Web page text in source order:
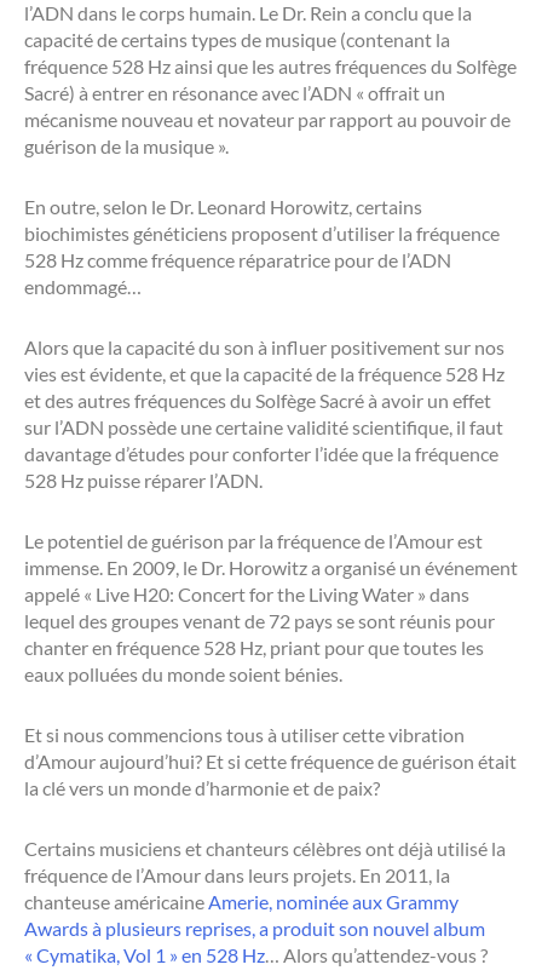
l’ADN dans le corps humain. Le Dr. Rein a conclu que la
capacité de certains types de musique (contenant la
fréquence 528 Hz ainsi que les autres fréquences du Solfège
Sacré) à entrer en résonance avec l’ADN « offrait un
mécanisme nouveau et novateur par rapport au pouvoir de
guérison de la musique ».
En outre, selon le Dr. Leonard Horowitz, certains
biochimistes généticiens proposent d’utiliser la fréquence
528 Hz comme fréquence réparatrice pour de l’ADN
endommagé…
Alors que la capacité du son à influer positivement sur nos
vies est évidente, et que la capacité de la fréquence 528 Hz
et des autres fréquences du Solfège Sacré à avoir un effet
sur l’ADN possède une certaine validité scientifique, il faut
davantage d’études pour conforter l’idée que la fréquence
528 Hz puisse réparer l’ADN.
Le potentiel de guérison par la fréquence de l’Amour est
immense. En 2009, le Dr. Horowitz a organisé un événement
appelé « Live H20: Concert for the Living Water » dans
lequel des groupes venant de 72 pays se sont réunis pour
chanter en fréquence 528 Hz, priant pour que toutes les
eaux polluées du monde soient bénies.
Et si nous commencions tous à utiliser cette vibration
d’Amour aujourd’hui? Et si cette fréquence de guérison était
la clé vers un monde d’harmonie et de paix?
Certains musiciens et chanteurs célèbres ont déjà utilisé la
fréquence de l’Amour dans leurs projets. En 2011, la
chanteuse américaineAmerie, nominée aux Grammy
Awards à plusieurs reprises, a produit son nouvel album
« Cymatika, Vol 1 » en 528 Hz… Alors qu’attendez-vous ?